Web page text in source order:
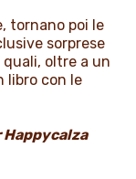
tornano poi le
sorprese
quali, oltre a un
libro con le
Happycalza